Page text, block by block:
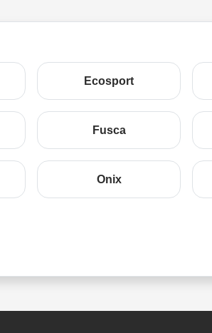
Ecosport
Fusca
Onix